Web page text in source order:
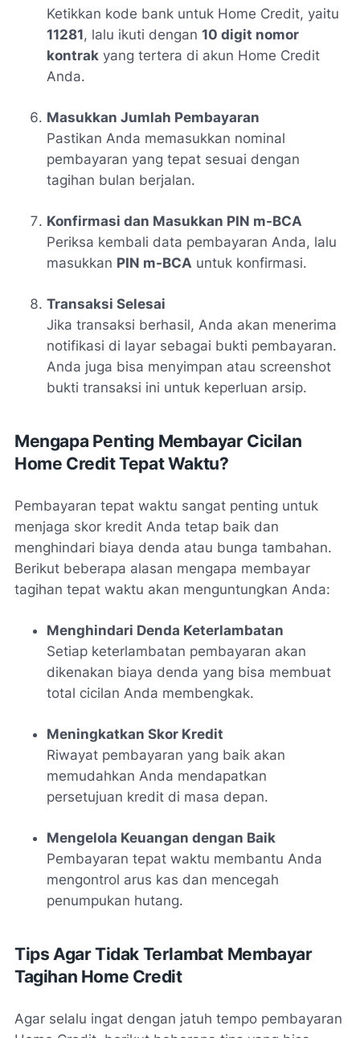
Ketikkan kode bank untuk Home Credit, yaitu
11281, lalu ikuti dengan 10 digit nomor
kontrak yang tertera di akun Home Credit
Anda.
Masukkan Jumlah Pembayaran
Pastikan Anda memasukkan nominal
pembayaran yang tepat sesuai dengan
tagihan bulan berjalan.
Konfirmasi dan Masukkan PIN m-BCA
Periksa kembali data pembayaran Anda, lalu
masukkan PIN m-BCA untuk konfirmasi.
Transaksi Selesai
Jika transaksi berhasil, Anda akan menerima
notifikasi di layar sebagai bukti pembayaran.
Anda juga bisa menyimpan atau screenshot
bukti transaksi ini untuk keperluan arsip.
Mengapa Penting Membayar Cicilan
Home Credit Tepat Waktu?
Pembayaran tepat waktu sangat penting untuk
menjaga skor kredit Anda tetap baik dan
menghindari biaya denda atau bunga tambahan.
Berikut beberapa alasan mengapa membayar
tagihan tepat waktu akan menguntungkan Anda:
Menghindari Denda Keterlambatan
Setiap keterlambatan pembayaran akan
dikenakan biaya denda yang bisa membuat
total cicilan Anda membengkak.
Meningkatkan Skor Kredit
Riwayat pembayaran yang baik akan
memudahkan Anda mendapatkan
persetujuan kredit di masa depan.
Mengelola Keuangan dengan Baik
Pembayaran tepat waktu membantu Anda
mengontrol arus kas dan mencegah
penumpukan hutang.
Tips Agar Tidak Terlambat Membayar
Tagihan Home Credit
Agar selalu ingat dengan jatuh tempo pembayaran